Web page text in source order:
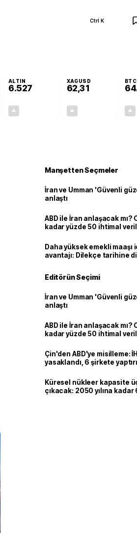
Ctrl K
ALTIN
6.527
XAGUSD
62,31
BTC
Manşetten Seçmeler
İran ve Umman 'Güvenli
anlaştı
ABD ile İran anlaşacak mı?
kadar yüzde 50 ihtimal
Daha yüksek emekli maaşı
avantajı: Dilekçe tarihine
Editörün Seçimi
İran ve Umman 'Güvenli
anlaştı
ABD ile İran anlaşacak mı?
kadar yüzde 50 ihtimal
Çin'den ABD'ye misilleme:
yasaklandı, 6 şirkete
Küresel nükleer kapasite
çıkacak: 2050 yılına kadar